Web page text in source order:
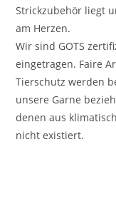
Strickzubehör liegt
am Herzen.
Wir sind GOTS
eingetragen. Faire
Tierschutz werden
unsere Garne
denen aus
nicht existiert.